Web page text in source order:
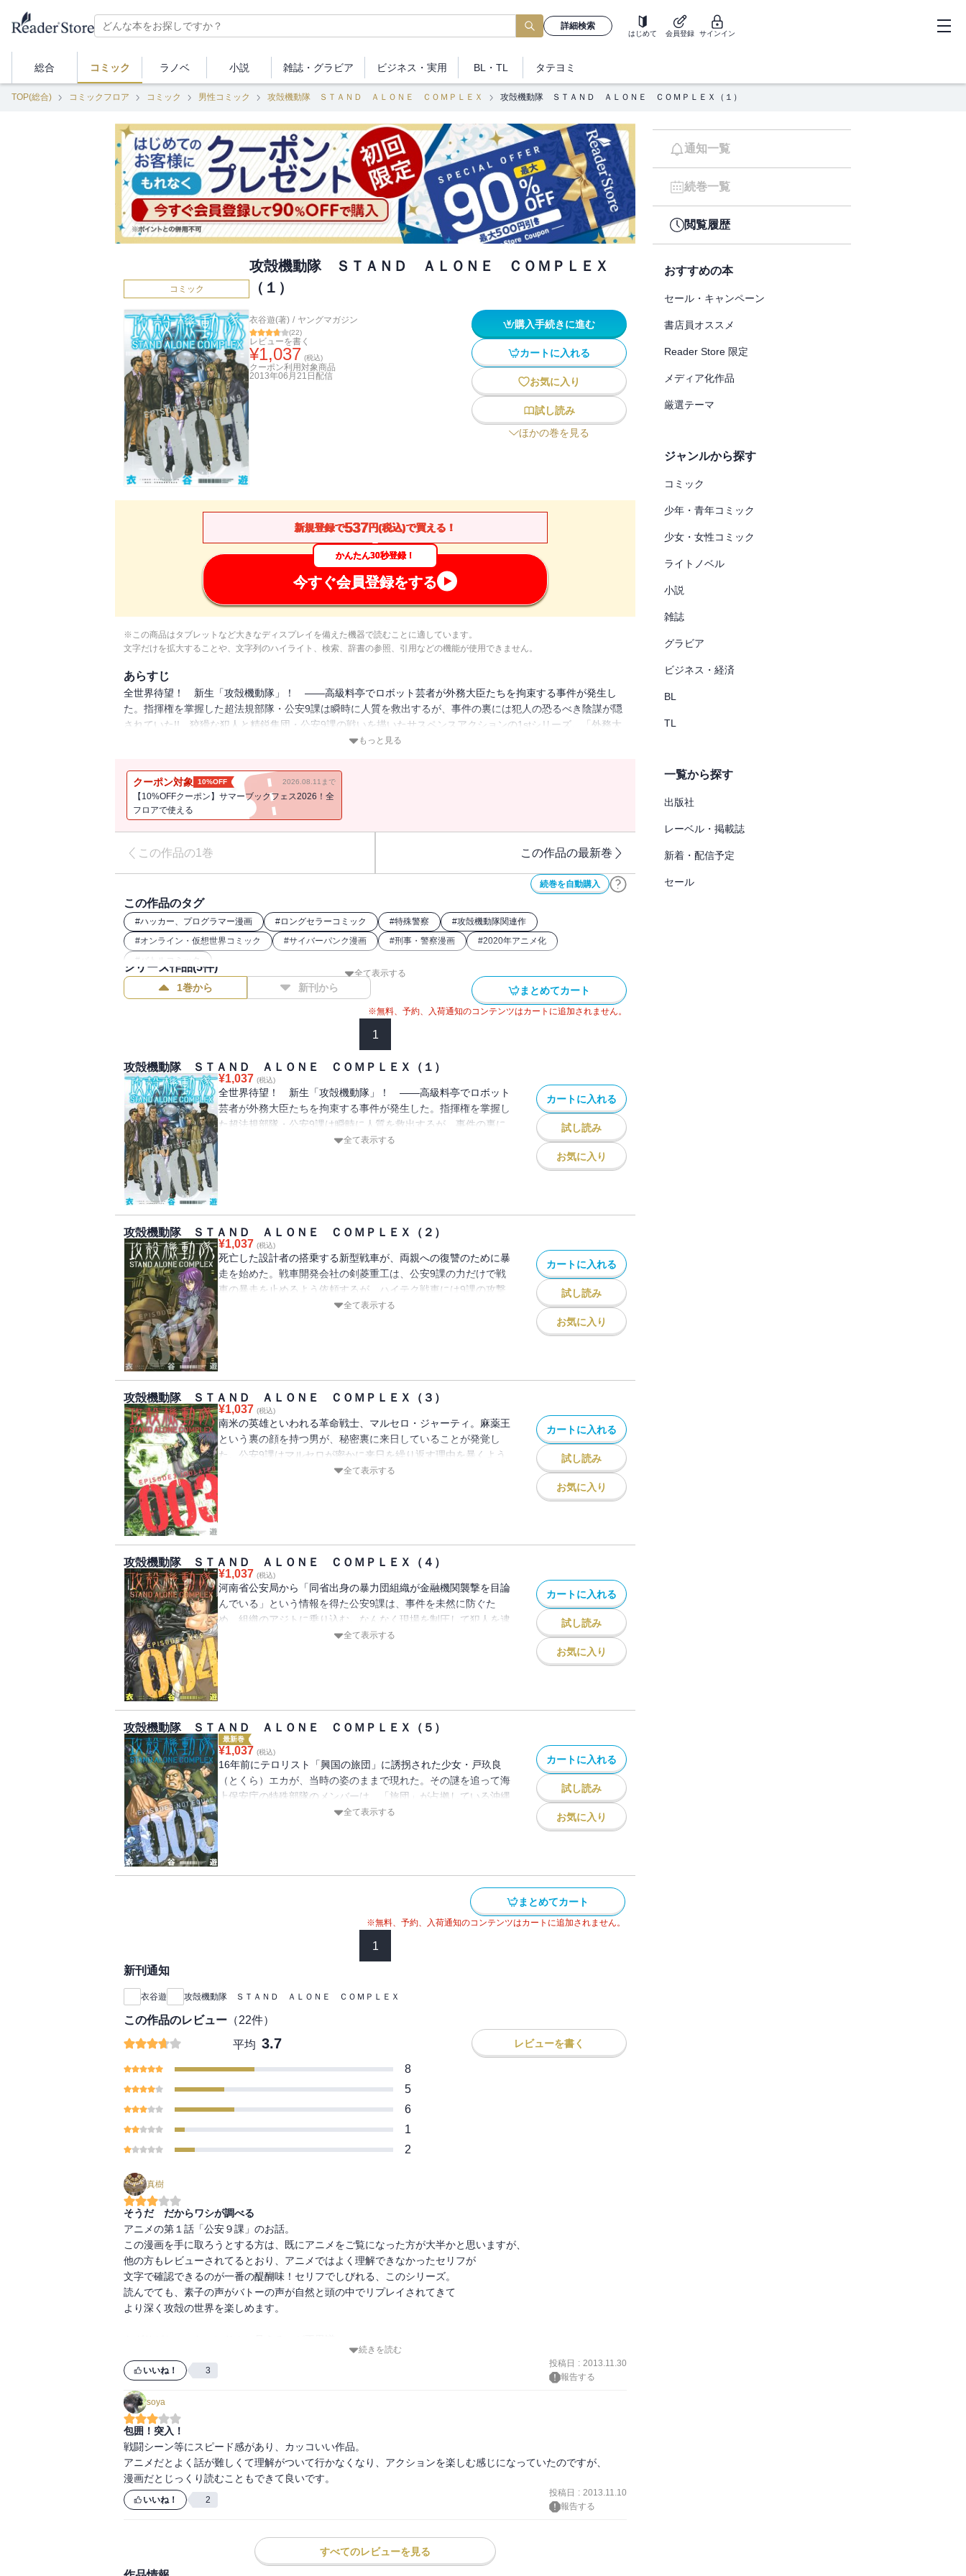
詳細検索
はじめて 会員登録 サインイン
総合 コミック ラノベ 小説 雑誌・ グラビア ビジネス ・実用 BL・TL タテヨミ
TOP(総合) コミックフロア コミック 男性コミック 攻殻機動隊 ＳＴＡＮＤ ＡＬＯＮＥ ＣＯＭＰＬＥＸ 攻殻機動隊 ＳＴＡＮＤ ＡＬＯＮＥ ＣＯＭＰＬＥＸ（１）
コミック
攻殻機動隊 ＳＴＡＮＤ ＡＬＯＮＥ ＣＯＭＰＬＥＸ
（１）
衣谷遊(著) / ヤングマガジン
(22)
レビューを書く
¥1,037 (税込)
クーポン利用対象商品
2013年06月21日 配信
購入手続きに進む
カートに入れる
お気に入り
試し読み
ほかの巻を見る
新規登録で537円(税込)で買える！
かんたん30秒登録！
今すぐ会員登録をする
※この商品はタブレットなど大きなディスプレイを備えた機器で読むことに適しています。
文字だけを拡大することや、文字列のハイライト、検索、辞書の参照、引用などの機能が使用できません。
あらすじ
全世界待望！ 新生「攻殻機動隊」！ ――高級料亭でロボット芸者が外務大臣たちを拘束する事件が発生し
た。指揮権を掌握した超法規部隊・公安9課は瞬時に人質を救出するが、事件の裏には犯人の恐るべき陰謀が隠
されていた!! 狡猾な犯人と精鋭集団・公安9課の戦いを描いたサスペンスアクションの1stシリーズ。「外務大
もっと見る
クーポン対象 10%OFF 2026.08.11まで
【10%OFFクーポン】サマーブックフェス2026！全
フロアで使える
この作品の1巻 この作品の最新巻
続巻を自動購入
この作品のタグ
#ハッカー、プログラマー漫画 #ロングセラーコミック #特殊警察 #攻殻機動隊関連作
#オンライン・仮想世界コミック #サイバーパンク漫画 #刑事・警察漫画 #2020年アニメ化
# バトルコミック
全て表示する
シリーズ作品(5件)
1巻から 新刊から まとめてカート
※無料、予約、入荷通知のコンテンツはカートに追加されません。
1
攻殻機動隊 ＳＴＡＮＤ ＡＬＯＮＥ ＣＯＭＰＬＥＸ（１）
¥1,037 (税込)
全世界待望！ 新生「攻殻機動隊」！ ――高級料亭でロボット
芸者が外務大臣たちを拘束する事件が発生した。指揮権を掌握し
た超法規部隊・公安9課は瞬時に人質を救出するが、事件の裏に
は犯人の恐るべき陰謀が隠されていた!! 狡猾な犯人と精鋭集
全て表示する
カートに入れる
試し読み
お気に入り
攻殻機動隊 ＳＴＡＮＤ ＡＬＯＮＥ ＣＯＭＰＬＥＸ（２）
¥1,037 (税込)
死亡した設計者の搭乗する新型戦車が、両親への復讐のために暴
走を始めた。戦車開発会社の剣菱重工は、公安9課の力だけで戦
車の暴走を止めるよう依頼するが、ハイテク戦車には9課の攻撃
がまったく通用しない。そこで少佐は捨て身とも思えるような大
全て表示する
カートに入れる
試し読み
お気に入り
攻殻機動隊 ＳＴＡＮＤ ＡＬＯＮＥ ＣＯＭＰＬＥＸ（３）
¥1,037 (税込)
南米の英雄といわれる革命戦士、マルセロ・ジャーティ。麻薬王
という裏の顔を持つ男が、秘密裏に来日していることが発覚し
た。公安9課はマルセロが密かに来日を繰り返す理由を暴くよう
政府から指示を受ける。早速、公安9課は尾行を開始し、マルセ
全て表示する
カートに入れる
試し読み
お気に入り
攻殻機動隊 ＳＴＡＮＤ ＡＬＯＮＥ ＣＯＭＰＬＥＸ（４）
¥1,037 (税込)
河南省公安局から「同省出身の暴力団組織が金融機関襲撃を目論
んでいる」という情報を得た公安9課は、事件を未然に防ぐた
め、組織のアジトに乗り込む。なんなく現場を制圧して犯人を逮
捕したかに思えたが、組織の金融機関襲撃はフェイクで、真の狙
全て表示する
カートに入れる
試し読み
お気に入り
攻殻機動隊 ＳＴＡＮＤ ＡＬＯＮＥ ＣＯＭＰＬＥＸ（５）
最新巻
¥1,037 (税込)
16年前にテロリスト「興国の旅団」に誘拐された少女・戸玖良
（とくら）エカが、当時の姿のままで現れた。その謎を追って海
上保安庁の特殊部隊のメンバーは、「旅団」が占拠している沖縄
沖の人工島に潜り込む。しかしその特殊部隊のメンバーは突然、
全て表示する
カートに入れる
試し読み
お気に入り
まとめてカート
※無料、予約、入荷通知のコンテンツはカートに追加されません。
1
新刊通知
衣谷遊 攻殻機動隊 ＳＴＡＮＤ ＡＬＯＮＥ ＣＯＭＰＬＥＸ
この作品のレビュー （22件）
平均 3.7 レビューを書く
8
5
6
1
2
真樹
そうだ だからワシが調べる
アニメの第１話「公安９課」のお話。
この漫画を手に取ろうとする方は、既にアニメをご覧になった方が大半かと思いますが、
他の方もレビューされてるとおり、アニメではよく理解できなかったセリフが
文字で確認できるのが一番の醍醐味！セリフでしびれる、このシリーズ。
読んでても、素子の声がバトーの声が自然と頭の中でリプレイされてきて
より深く攻殻の世界を楽しめます。
そしてラストのタチコマな日々も相変わらずのかわいらしさです。
続きを読む
いいね！ 3
投稿日 : 2013.11.30
報告する
soya
包囲！突入！
戦闘シーン等にスピード感があり、カッコいい作品。
アニメだとよく話が難しくて理解がついて行かなくなり、アクションを楽しむ感じになっていたのですが、
漫画だとじっくり読むこともできて良いです。
いいね！ 2
投稿日 : 2013.11.10
報告する
すべてのレビューを見る
通知一覧
続巻一覧
閲覧履歴
おすすめの本
セール・キャンペーン
書店員オススメ
Reader Store 限定
メディア化作品
厳選テーマ
ジャンルから探す
コミック
少年・青年コミック
少女・女性コミック
ライトノベル
小説
雑誌
グラビア
ビジネス・経済
BL
TL
一覧から探す
出版社
レーベル・掲載誌
新着・配信予定
セール